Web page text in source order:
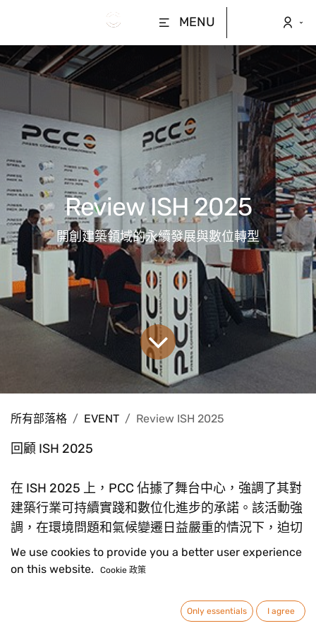
MENU
Review ISH 2025
開創建築領域的永續發展與數位轉型
所有部落格 EVENT Review ISH 2025
回顧 ISH 2025
在 ISH 2025 上，PCC 佔據了舞台中心，強調了其對
建築行業可持續實踐和數位化進步的承諾。該活動強
調，在環境問題和氣候變遷日益嚴重的情況下，迫切
需要優化水、熱和空氣的利用。
型的決心。與會者目睹了一系列前所未有的創新，從
先進的加熱和冷卻系統到尖端的水管理技術。博覽會
We use cookies to provide you a better user experience
on this website.
Cookie 政策
Only essentials I agree